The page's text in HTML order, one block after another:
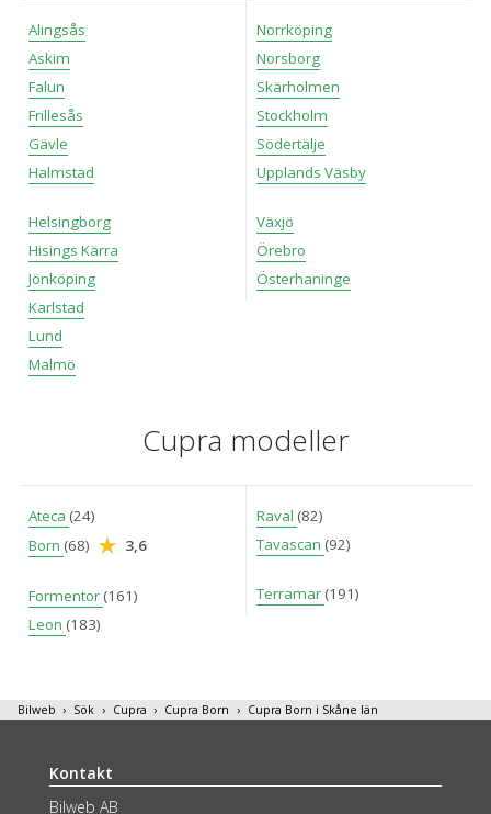
Alingsås
Askim
Falun
Frillesås
Gävle
Halmstad
Helsingborg
Hisings Kärra
Jönköping
Karlstad
Lund
Malmö
Norrköping
Norsborg
Skärholmen
Stockholm
Södertälje
Upplands Väsby
Växjö
Örebro
Österhaninge
Cupra modeller
Ateca (24)
Born (68) 3,6
Formentor (161)
Leon (183)
Raval (82)
Tavascan (92)
Terramar (191)
Bilweb Sök Cupra Cupra Born Cupra Born i Skåne län
Kontakt
Bilweb AB